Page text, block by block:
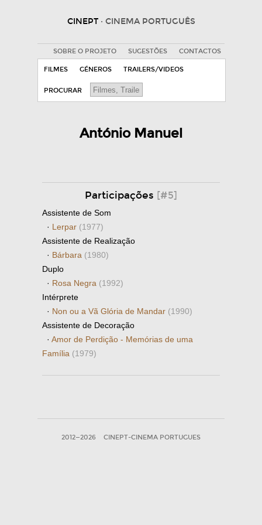
CINEPT · CINEMA PORTUGUÊS
SOBRE O PROJETO SUGESTÕES CONTACTOS
FILMES GÉNEROS TRAILERS/VIDEOS
PROCURAR
António Manuel
Participações [#5]
Assistente de Som
· Lerpar (1977)
Assistente de Realização
· Bárbara (1980)
Duplo
· Rosa Negra (1992)
Intérprete
· Non ou a Vã Glória de Mandar (1990)
Assistente de Decoração
· Amor de Perdição - Memórias de uma
Família (1979)
2012—2026 CINEPT-CINEMA PORTUGUES